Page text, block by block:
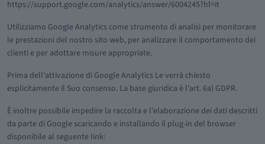
https://support.google.com/analytics/answer/6004245?hl=it
Utilizziamo Google Analytics come strumento di analisi per monitorare
le prestazioni del nostro sito web, per analizzare il comportamento dei
clienti e per adottare misure appropriate.
Prima dell'attivazione di Google Analytics Le verrà chiesto
esplicitamente il Suo consenso. La base giuridica è l'art. 6a) GDPR.
È inoltre possibile impedire la raccolta e l'elaborazione dei dati descritti
da parte di Google scaricando e installando il plug-in del browser
disponibile al seguente link: